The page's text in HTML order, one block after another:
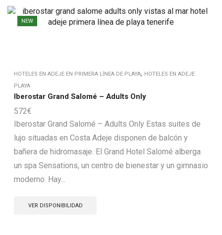
NEW
HOTELES EN ADEJE EN PRIMERA LÍNEA DE PLAYA, HOTELES EN ADEJE
PLAYA
Iberostar Grand Salomé – Adults Only
572€
Iberostar Grand Salomé – Adults Only Estas suites de
lujo situadas en Costa Adeje disponen de balcón y
bañera de hidromasaje. El Grand Hotel Salomé alberga
un spa Sensations, un centro de bienestar y un gimnasio
moderno. Hay...
VER DISPONIBILIDAD